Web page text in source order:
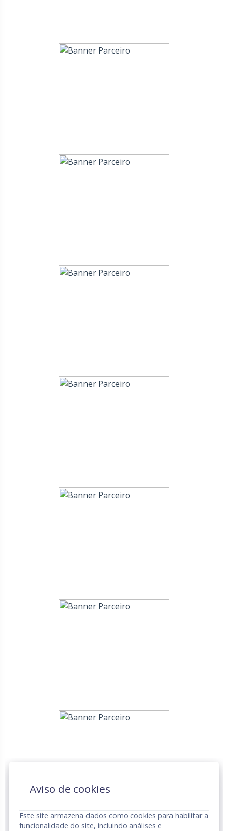
Aviso de cookies
Este site armazena dados como cookies para habilitar a
funcionalidade do site, incluindo análises e